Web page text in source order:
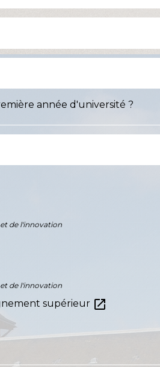
année d'université ?
de l'innovation
de l'innovation
supérieur open_in_new